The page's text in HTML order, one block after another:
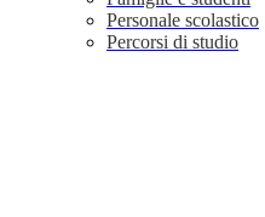
Personale scolastico
Percorsi di studio